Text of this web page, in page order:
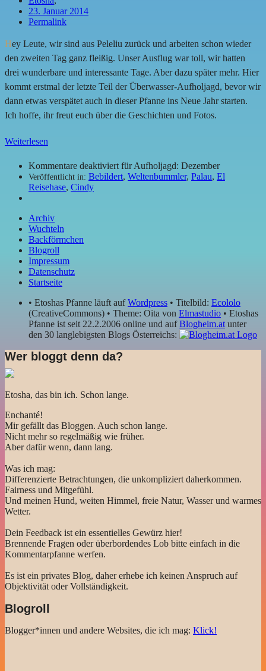
23. Januar 2014
Permalink
Hey Leute, wir sind aus Peleliu zurück und arbeiten schon wieder
den zweiten Tag ganz fleißig. Unser Ausflug war toll, wir hatten
drei wunderbare und interessante Tage. Aber dazu später mehr. Hier
kommt erstmal der letzte Teil der Überwasser-Aufholjagd, bevor wir
dann etwas verspätet auch in dieser Pfanne ins Neue Jahr starten.
Ich hoffe, ihr freut euch über die Geschichten und Fotos.
Weiterlesen
Kommentare deaktiviert für Aufholjagd: Dezember
Veröffentlicht in: Bebildert, Weltenbummler, Palau, El
Reisehase, Cindy
Archiv
Wuchteln
Backförmchen
Blogroll
Impressum
Datenschutz
Startseite
• Etoshas Pfanne läuft aufWordpress • Titelbild: Ecololo
(CreativeCommons) • Theme: Oita von Elmastudio • Etoshas
Pfanne ist seit 22.2.2006 online und aufBlogheim.at unter
den 30 langlebigsten Blogs Österreichs:
Wer bloggt denn da?
Etosha, das bin ich. Schon lange.
Enchanté!
Mir gefällt das Bloggen. Auch schon lange.
Nicht mehr so regelmäßig wie früher.
Aber dafür wenn, dann lang.
Was ich mag:
Differenzierte Betrachtungen, die unkompliziert daherkommen.
Fairness und Mitgefühl.
Und meinen Hund, weiten Himmel, freie Natur, Wasser und warmes
Wetter.
Dein Feedback ist ein essentielles Gewürz hier!
Brennende Fragen oder überbordendes Lob bitte einfach in die
Kommentarpfanne werfen.
Es ist ein privates Blog, daher erhebe ich keinen Anspruch auf
Objektivität oder Vollständigkeit.
Blogroll
Blogger*innen und andere Websites, die ich mag: Klick!